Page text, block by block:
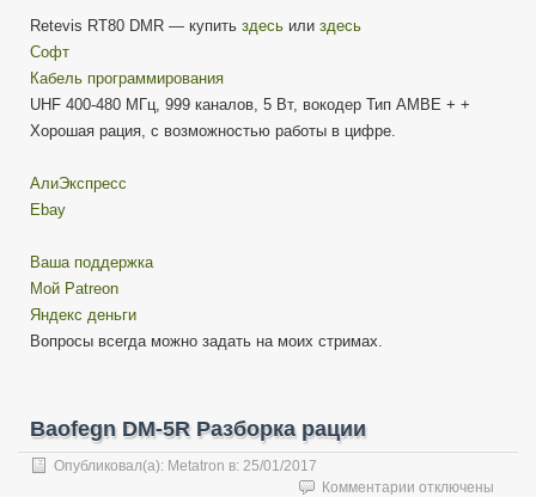
Retevis RT80 DMR — купить здесь или здесь
Софт
Кабель программирования
UHF 400-480 МГц, 999 каналов, 5 Вт, вокодер Тип AMBE + +
Хорошая рация, с возможностью работы в цифре.
АлиЭкспресс
Ebay
Ваша поддержка
Мой Patreon
Яндекс деньги
Вопросы всегда можно задать на моих стримах.
Baofegn DM-5R Разборка рации
Опубликовал(а): Metatron в: 25/01/2017
Комментарии котключены